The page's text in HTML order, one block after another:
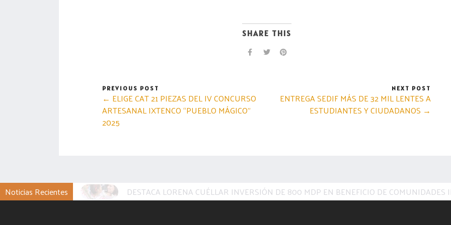
SHARE THIS
PREVIOUS POST
← ELIGE CAT 21 PIEZAS DEL IV CONCURSO
ARTESANAL IXTENCO “PUEBLO MÁGICO”
2025
NEXT POST
ENTREGA SEDIF MÁS DE 32 MIL LENTES A
ESTUDIANTES Y CIUDADANOS →
Noticias Recientes DESTACA LORENA CUÉLLAR INVERSIÓN DE 800 MDP EN BENEFICIO DE COMUNIDADES